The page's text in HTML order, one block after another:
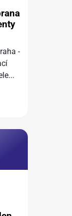
-
...